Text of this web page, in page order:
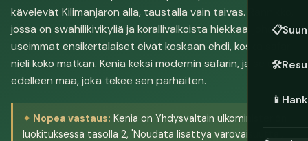
📋
🛠️
📱
kävelevät Kilimanjaron alla, taustalla vain taivas. Rannikko,
jossa on swahilikivikyliä ja korallivalkoista hiekkaa, johon
useimmat ensikertalaiset eivät koskaan ehdi, koska safari
nieli koko matkan. Kenia keksi modernin safarin, ja se on
edelleen maa, joka tekee sen parhaiten.
Nopea vastaus: Kenia on Yhdysvaltain ulkoministeriön
luokituksessa tasolla 2, 'Noudata lisättyä varovaisuutta',